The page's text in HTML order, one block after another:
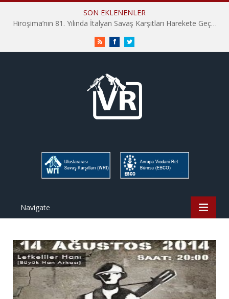
SON EKLENENLER
Hiroşima’nın 81. Yılında İtalyan Savaş Karşıtları Harekete Geçti: “Hatırlamak yeterli değil”
RSS FacebookTwitter
Navigate